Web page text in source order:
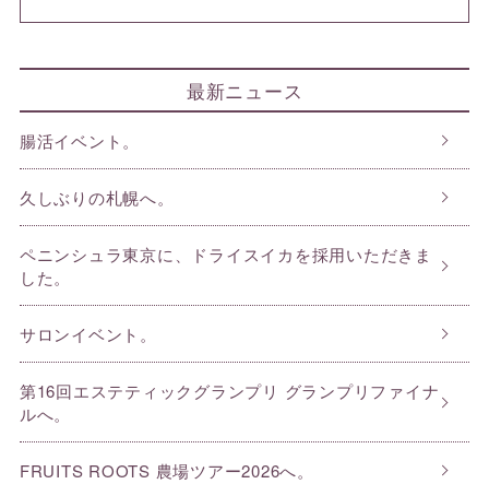
最新ニュース
腸活イベント。
久しぶりの札幌へ。
ペニンシュラ東京に、ドライスイカを採用いただきま
した。
サロンイベント。
第16回エステティックグランプリ グランプリファイナ
ルへ。
FRUITS ROOTS 農場ツアー2026へ。